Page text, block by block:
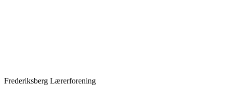
Frederiksberg Lærerforening